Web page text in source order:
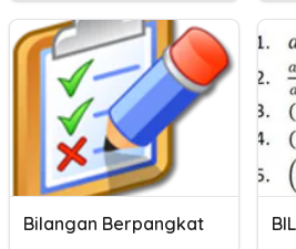
Bilangan Berpangkat